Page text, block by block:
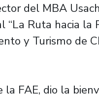
del MBA
Ruta hacia la
y Turismo de
FAE, dio la